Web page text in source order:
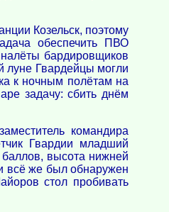
Козельск, поэтому
обеспечить ПВО
бардировщиков
луне Гвардейцы могли
к ночным полётам на
задачу: сбить днём
командира
Гвардии младший
высота нижней
всё же был обнаружен
стол пробивать